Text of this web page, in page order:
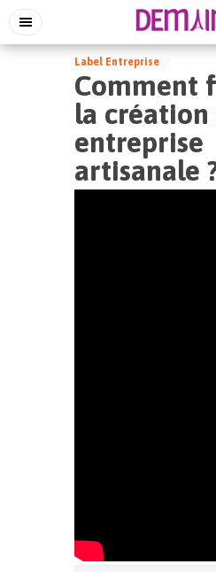
Label Entreprise
Comment
la création
entreprise
artisanale